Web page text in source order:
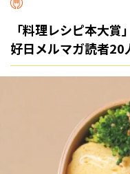
「料理レシピ本大
好日メルマガ読者20